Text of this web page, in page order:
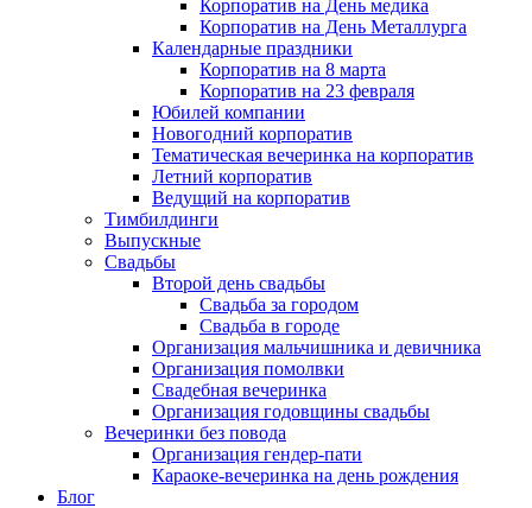
Корпоратив на День медика
Корпоратив на День Металлурга
Календарные праздники
Корпоратив на 8 марта
Корпоратив на 23 февраля
Юбилей компании
Новогодний корпоратив
Тематическая вечеринка на корпоратив
Летний корпоратив
Ведущий на корпоратив
Тимбилдинги
Выпускные
Свадьбы
Второй день свадьбы
Свадьба за городом
Свадьба в городе
Организация мальчишника и девичника
Организация помолвки
Свадебная вечеринка
Организация годовщины свадьбы
Вечеринки без повода
Организация гендер-пати
Караоке-вечеринка на день рождения
Блог